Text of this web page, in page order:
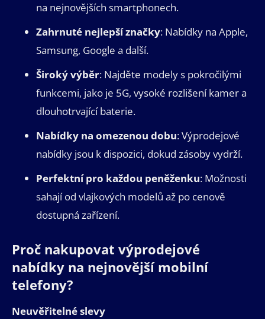
na nejnovějších smartphonech.
Zahrnuté nejlepší značky: Nabídky na Apple,
Samsung, Google a další.
Široký výběr: Najděte modely s pokročilými
funkcemi, jako je 5G, vysoké rozlišení kamer a
dlouhotrvající baterie.
Nabídky na omezenou dobu: Výprodejové
nabídky jsou k dispozici, dokud zásoby vydrží.
Perfektní pro každou peněženku: Možnosti
sahají od vlajkových modelů až po cenově
dostupná zařízení.
Proč nakupovat výprodejové
nabídky na nejnovější mobilní
telefony?
Neuvěřitelné slevy